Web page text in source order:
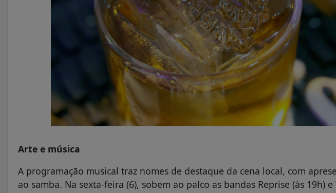
Arte e música
A programação musical traz nomes de destaque da cena local, com
ao samba. Na sexta-feira (6), sobem ao palco as bandas Reprise (às 19h) e